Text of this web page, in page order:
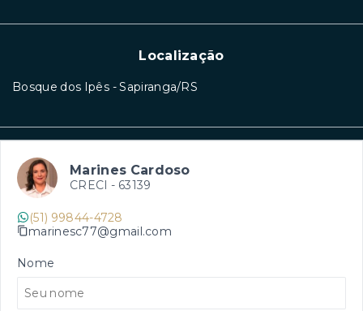
Localização
Bosque dos Ipês - Sapiranga/RS
Marines Cardoso
CRECI - 63139
(51) 99844-4728
marinesc77@gmail.com
Nome